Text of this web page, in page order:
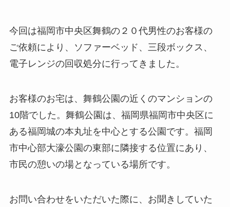
今回は福岡市中央区舞鶴の２０代男性のお客様の
ご依頼により、ソファーベッド、三段ボックス、
電子レンジの回収処分に行ってきました。
お客様のお宅は、舞鶴公園の近くのマンションの
10階でした。舞鶴公園は、福岡県福岡市中央区に
ある福岡城の本丸址を中心とする公園です。福岡
市中心部大濠公園の東部に隣接する位置にあり、
市民の憩いの場となっている場所です。
お問い合わせをいただいた際に、お聞きしていた